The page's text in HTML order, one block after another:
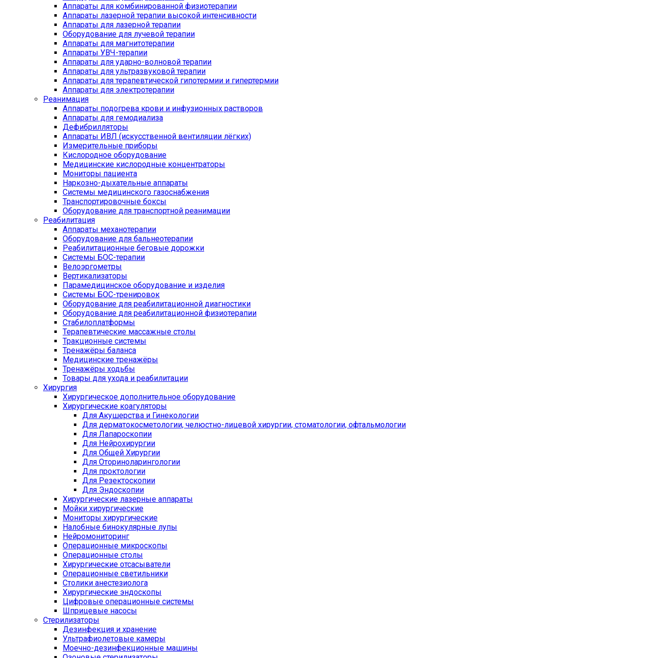
Аппараты для комбинированной физиотерапии
Аппараты лазерной терапии высокой интенсивности
Аппараты для лазерной терапии
Оборудование для лучевой терапии
Аппараты для магнитотерапии
Аппараты УВЧ-терапии
Аппараты для ударно-волновой терапии
Аппараты для ультразвуковой терапии
Аппараты для терапевтической гипотермии и гипертермии
Аппараты для электротерапии
Реанимация
Аппараты подогрева крови и инфузионных растворов
Аппараты для гемодиализа
Дефибрилляторы
Аппараты ИВЛ (искусственной вентиляции лёгких)
Измерительные приборы
Кислородное оборудование
Медицинские кислородные концентраторы
Мониторы пациента
Наркозно-дыхательные аппараты
Системы медицинского газоснабжения
Транспортировочные боксы
Оборудование для транспортной реанимации
Реабилитация
Аппараты механотерапии
Оборудование для бальнеотерапии
Реабилитационные беговые дорожки
Системы БОС-терапии
Велоэргометры
Вертикализаторы
Парамедицинское оборудование и изделия
Системы БОС-тренировок
Оборудование для реабилитационной диагностики
Оборудование для реабилитационной физиотерапии
Стабилоплатформы
Терапевтические массажные столы
Тракционные системы
Тренажёры баланса
Медицинские тренажёры
Тренажёры ходьбы
Товары для ухода и реабилитации
Хирургия
Хирургическое дополнительное оборудование
Хирургические коагуляторы
Для Акушерства и Гинекологии
Для дерматокосметологии, челюстно-лицевой хирургии, стоматологии, офтальмологии
Для Лапароскопии
Для Нейрохирургии
Для Общей Хирургии
Для Оториноларингологии
Для проктологии
Для Резектоскопии
Для Эндоскопии
Хирургические лазерные аппараты
Мойки хирургические
Мониторы хирургические
Налобные бинокулярные лупы
Нейромониторинг
Операционные микроскопы
Операционные столы
Хирургические отсасыватели
Операционные светильники
Столики анестезиолога
Хирургические эндоскопы
Цифровые операционные системы
Шприцевые насосы
Стерилизаторы
Дезинфекция и хранение
Ультрафиолетовые камеры
Моечно-дезинфекционные машины